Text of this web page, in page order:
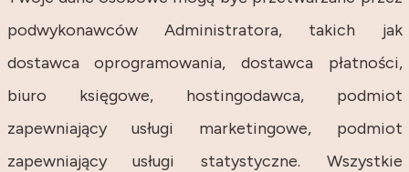
podwykonawców Administratora, takich jak
dostawca oprogramowania, dostawca płatności,
biuro księgowe, hostingodawca, podmiot
zapewniający usługi marketingowe, podmiot
zapewniający usługi statystyczne. Wszystkie